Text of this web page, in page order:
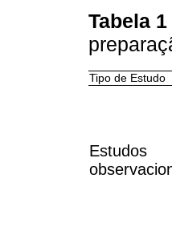
Tabela 1
Tipo de Estudo
Estudos